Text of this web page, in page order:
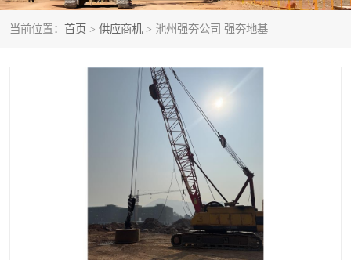
当前位置： 首页 > 供应商机 > 池州强夯公司 强夯地基